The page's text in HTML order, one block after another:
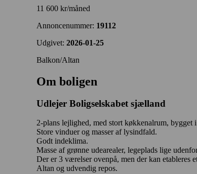
11 600 kr/måned
Annoncenummer: 19112
Udgivet: 2026-01-25
Balkon/Altan
Om boligen
Udlejer Boligselskabet sjælland
2-plans lejlighed, med stort køkkenalrum, bygget
Store vinduer og masser af lysindfald.
Godt indeklima.
Masse af grønne udearealer, legeplads lige
Der er 3 værelser ovenpå, men der kan etableres
Altan og udvendig repos.